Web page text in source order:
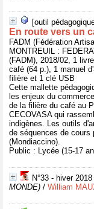
[outil
En route vers un
FADM (Fédération
MONTREUIL :
(FADM), 2018/02, 1
café (64 p.), 1 manuel
filière et 1 clé USB
Cette mallette
les enjeux du
de la filière du café au
CECOVASA qui
indigènes. Les outils
de séquences de cours
(Mondiaccino).
Public : Lycée (15-17
N°33 - hiver
MONDE) / William